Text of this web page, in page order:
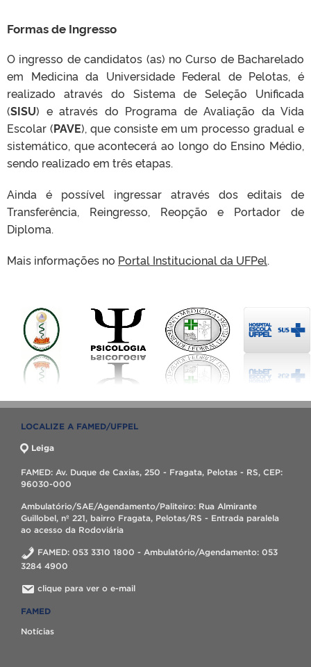
Formas de Ingresso
O ingresso de candidatos (as) no Curso de Bacharelado
em Medicina da Universidade Federal de Pelotas, é
realizado através do Sistema de Seleção Unificada
(SISU) e através do Programa de Avaliação da Vida
Escolar (PAVE), que consiste em um processo gradual e
sistemático, que acontecerá ao longo do Ensino Médio,
sendo realizado em três etapas.
Ainda é possível ingressar através dos editais de
Transferência, Reingresso, Reopção e Portador de
Diploma.
Mais informações no Portal Institucional da UFPel.
LOCALIZE A FAMED/UFPEL
Leiga
FAMED: Av. Duque de Caxias, 250 - Fragata, Pelotas - RS, CEP:
96030-000
Ambulatório/SAE/Agendamento/Paliteiro: Rua Almirante
Guillobel, nº 221, bairro Fragata, Pelotas/RS - Entrada paralela
ao acesso da Rodoviária
FAMED: 053 3310 1800 - Ambulatório/Agendamento: 053
3284 4900
clique para ver o e-mail
FAMED
Notícias